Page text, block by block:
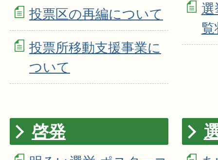
投票区の再編について
投票所移動支援事業に
ついて
啓発